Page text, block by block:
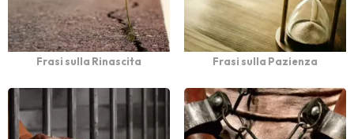
Frasi sulla Rinascita Frasi sulla Pazienza